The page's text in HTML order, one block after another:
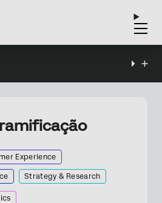
Experience
Strategy & Research